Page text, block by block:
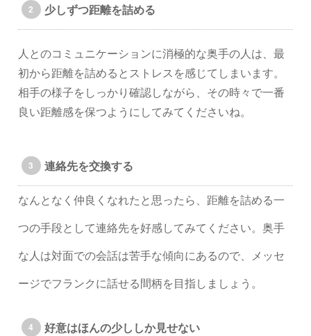
少しずつ距離を詰める
人とのコミュニケーションに消極的な奥手の人は、最
初から距離を詰めるとストレスを感じてしまいます。
相手の様子をしっかり確認しながら、その時々で一番
良い距離感を保つようにしてみてくださいね。
連絡先を交換する
なんとなく仲良くなれたと思ったら、距離を詰める一
つの手段として連絡先を好感してみてください。奥手
な人は対面での会話は苦手な傾向にあるので、メッセ
ージでフランクに話せる間柄を目指しましょう。
好意はほんの少ししか見せない